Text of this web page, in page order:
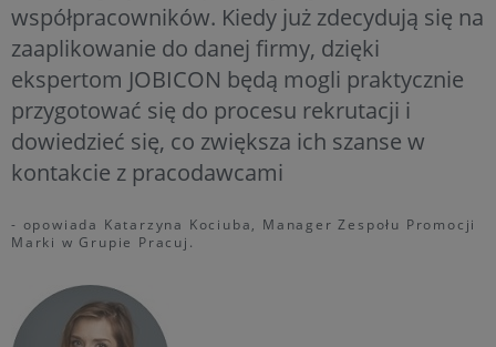
współpracowników. Kiedy już zdecydują się na
zaaplikowanie do danej firmy, dzięki
ekspertom JOBICON będą mogli praktycznie
przygotować się do procesu rekrutacji i
dowiedzieć się, co zwiększa ich szanse w
kontakcie z pracodawcami
- opowiada Katarzyna Kociuba, Manager Zespołu Promocji
Marki w Grupie Pracuj.